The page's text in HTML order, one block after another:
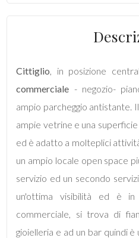
Cittiglio, in posizione
commerciale - negozio-
ampio parcheggio antistante.
ampie vetrine e una
ed è adatto a molteplici
un ampio locale open space
servizio ed un secondo
un'ottima visibilità ed è in
commerciale, si trova di
gioielleria e ad un bar quindi
mq